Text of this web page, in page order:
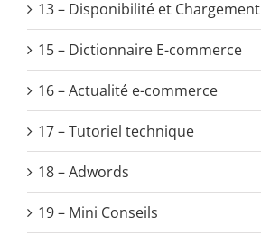
13 – Disponibilité et Chargement
15 – Dictionnaire E-commerce
16 – Actualité e-commerce
17 – Tutoriel technique
18 – Adwords
19 – Mini Conseils